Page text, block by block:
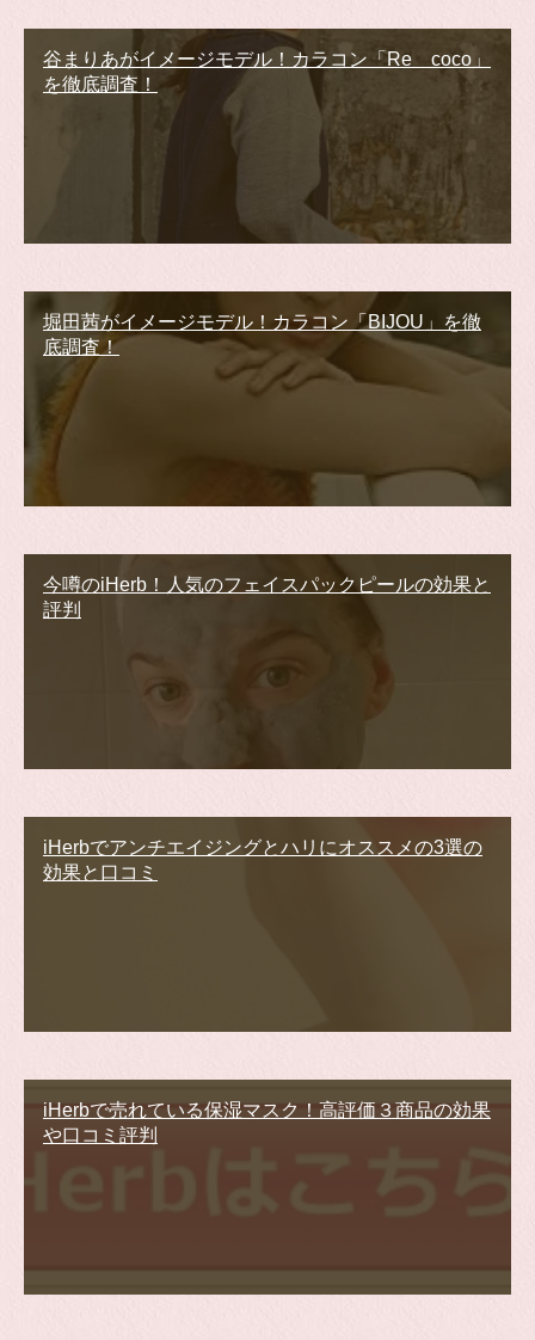
谷まりあがイメージモデル！カラコン「Re coco」
を徹底調査！
堀田茜がイメージモデル！カラコン「BIJOU」を徹
底調査！
今噂のiHerb！人気のフェイスパックピールの効果と
評判
iHerbでアンチエイジングとハリにオススメの3選の
効果と口コミ
iHerbで売れている保湿マスク！高評価３商品の効果
や口コミ評判